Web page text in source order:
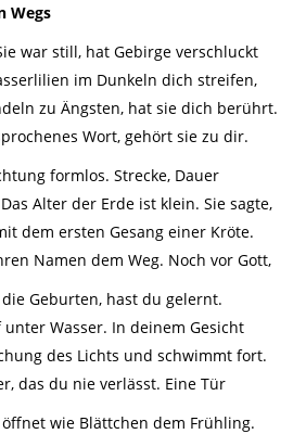
Wegs
war still, hat Gebirge verschluckt
im Dunkeln dich streifen,
zu Ängsten, hat sie dich berührt.
Wort, gehört sie zu dir.
formlos. Strecke, Dauer
Alter der Erde ist klein. Sie sagte,
dem ersten Gesang einer Kröte.
Namen dem Weg. Noch vor Gott,
Geburten, hast du gelernt.
Wasser. In deinem Gesicht
des Lichts und schwimmt fort.
das du nie verlässt. Eine Tür
wie Blättchen dem Frühling.